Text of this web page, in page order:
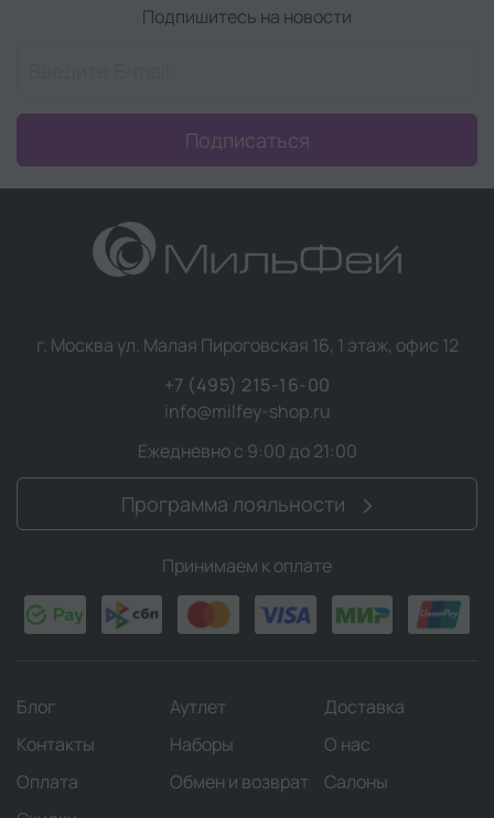
Подпишитесь на новости
Подписаться
г. Москва ул. Малая Пироговская 16, 1 этаж, офис 12
+7 (495) 215-16-00
info@milfey-shop.ru
Ежедневно с 9:00 до 21:00
Программа лояльности
Принимаем к оплате
Блог Аутлет
Доставка
Контакты
Наборы
О нас
Оплата
Обмен и возврат
Салоны